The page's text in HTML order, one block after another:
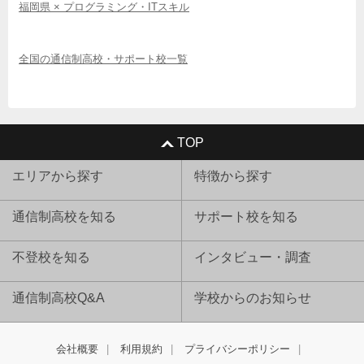
福岡県 × プログラミング・ITスキル
全国の通信制高校・サポート校一覧
TOP
エリアから探す 特徴から探す
通信制高校を知る サポート校を知る
不登校を知る インタビュー・調査
通信制高校Q&A 学校からのお知らせ
会社概要 利用規約 プライバシーポリシー